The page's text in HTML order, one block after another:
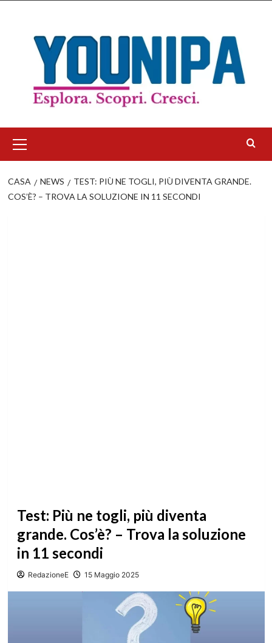
contenuto
principale
CASA NEWS
TEST: PIÙ NE TOGLI, PIÙ DIVENTA GRANDE.
COS’È? – TROVA LA SOLUZIONE IN 11 SECONDI
Test: Più ne togli, più diventa
grande. Cos’è? – Trova la soluzione
in 11 secondi
RedazioneE 15 Maggio 2025